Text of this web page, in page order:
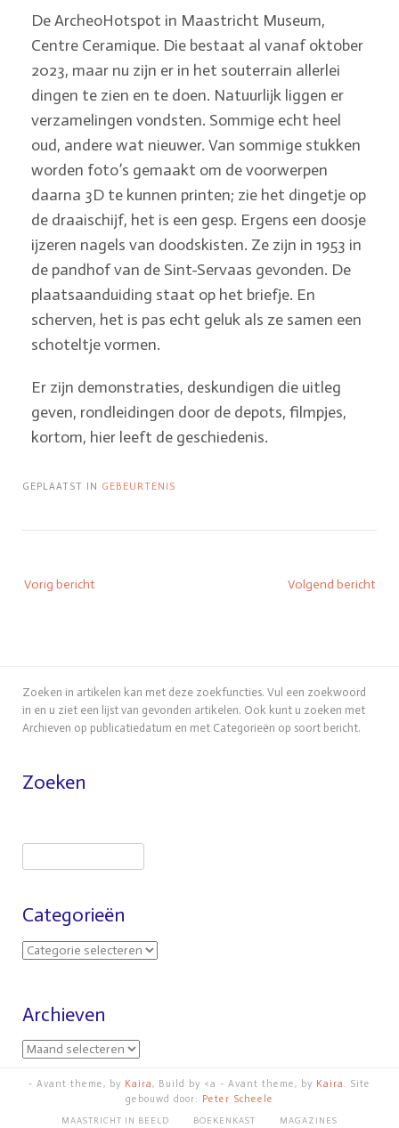
De ArcheoHotspot in Maastricht Museum,
Centre Ceramique. Die bestaat al vanaf oktober
2023, maar nu zijn er in het souterrain allerlei
dingen te zien en te doen. Natuurlijk liggen er
verzamelingen vondsten. Sommige echt heel
oud, andere wat nieuwer. Van sommige stukken
worden foto’s gemaakt om de voorwerpen
daarna 3D te kunnen printen; zie het dingetje op
de draaischijf, het is een gesp. Ergens een doosje
ijzeren nagels van doodskisten. Ze zijn in 1953 in
de pandhof van de Sint-Servaas gevonden. De
plaatsaanduiding staat op het briefje. En
scherven, het is pas echt geluk als ze samen een
schoteltje vormen.
Er zijn demonstraties, deskundigen die uitleg
geven, rondleidingen door de depots, filmpjes,
kortom, hier leeft de geschiedenis.
GEPLAATST IN GEBEURTENIS
Vorig bericht Volgend bericht
Zoeken in artikelen kan met deze zoekfuncties. Vul een zoekwoord
in en u ziet een lijst van gevonden artikelen. Ook kunt u zoeken met
Archieven op publicatiedatum en met Categorieën op soort bericht.
Zoeken
Categorieën
Archieven
- Avant theme, by Kaira, Build by <a - Avant theme, by Kaira . Site
gebouwd door:
Peter Scheele
MAASTRICHT IN BEELD BOEKENKAST MAGAZINES